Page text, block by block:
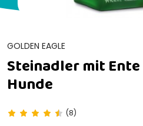
GOLDEN EAGLE
Steinadler mit
Hunde
(8)